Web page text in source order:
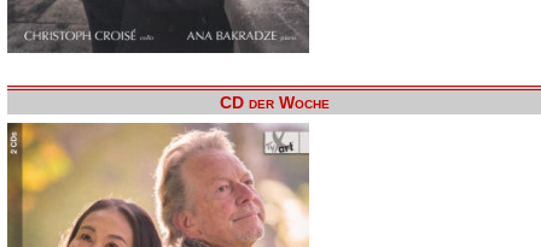
CD der Woche